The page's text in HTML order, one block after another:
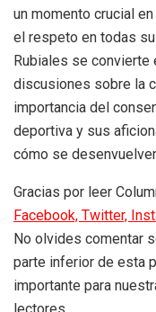
un momento crucial
el respeto en todas
Rubiales se convierte
discusiones sobre la
importancia del
deportiva y sus
cómo se
Gracias por leer
Facebook, Twitter,
No olvides comentar
parte inferior de esta
importante para